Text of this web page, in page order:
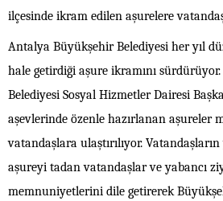
ilçesinde ikram edilen aşurelere
Antalya Büyükşehir Belediyesi her yıl
hale getirdiği aşure ikramını
Belediyesi Sosyal Hizmetler Dairesi
aşevlerinde özenle hazırlanan aşureler
vatandaşlara ulaştırılıyor.
aşureyi tadan vatandaşlar ve yabancı
memnuniyetlerini dile getirerek